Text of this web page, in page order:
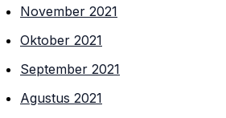
November 2021
Oktober 2021
September 2021
Agustus 2021